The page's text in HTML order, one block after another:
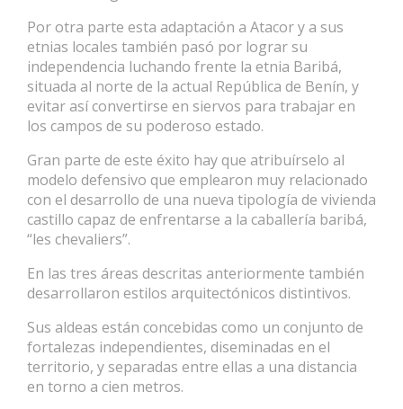
Por otra parte esta adaptación a Atacor y a sus
etnias locales también pasó por lograr su
independencia luchando frente la etnia Baribá,
situada al norte de la actual República de Benín, y
evitar así convertirse en siervos para trabajar en
los campos de su poderoso estado.
Gran parte de este éxito hay que atribuírselo al
modelo defensivo que emplearon muy relacionado
con el desarrollo de una nueva tipología de vivienda
castillo capaz de enfrentarse a la caballería baribá,
“les chevaliers”.
En las tres áreas descritas anteriormente también
desarrollaron estilos arquitectónicos distintivos.
Sus aldeas están concebidas como un conjunto de
fortalezas independientes, diseminadas en el
territorio, y separadas entre ellas a una distancia
en torno a cien metros.